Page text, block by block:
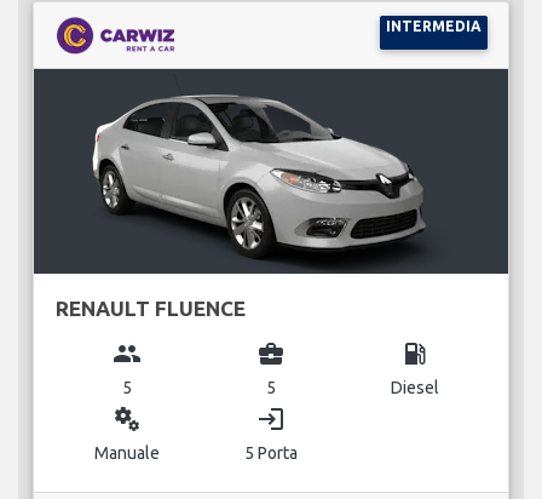
INTERMEDIA
RENAULT FLUENCE
group
5
business_center
5
local_gas_station
Diesel
miscellaneous_services
Manuale
login
5 Porta